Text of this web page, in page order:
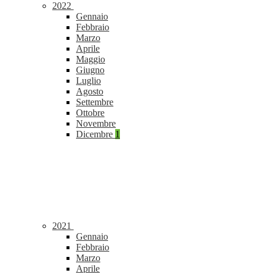
2022
Gennaio
Febbraio
Marzo
Aprile
Maggio
Giugno
Luglio
Agosto
Settembre
Ottobre
Novembre
Dicembre 1
2021
Gennaio
Febbraio
Marzo
Aprile